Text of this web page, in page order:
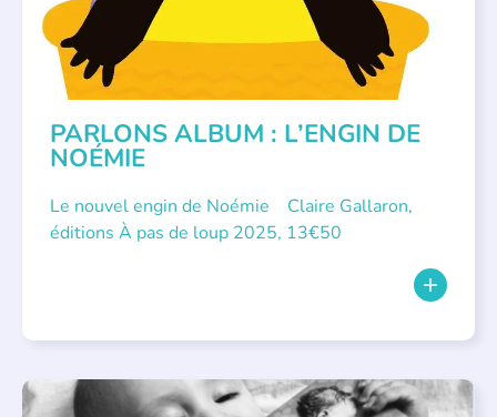
PARLONS ALBUM : L’ENGIN DE
NOÉMIE
Le nouvel engin de Noémie Claire Gallaron,
éditions À pas de loup 2025, 13€50
APPEL À SOUTIEN